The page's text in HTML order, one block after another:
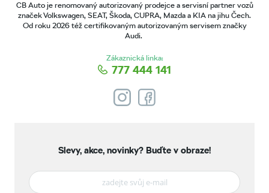
CB Auto je renomovaný autorizovaný prodejce a servisní partner vozů
značek Volkswagen, SEAT, Škoda, CUPRA, Mazda a KIA na jihu Čech.
Od roku 2026 též certifikovaným autorizovaným servisem značky
Audi.
Zákaznická linka:
777 444 141
Slevy, akce, novinky? Buďte v obraze!